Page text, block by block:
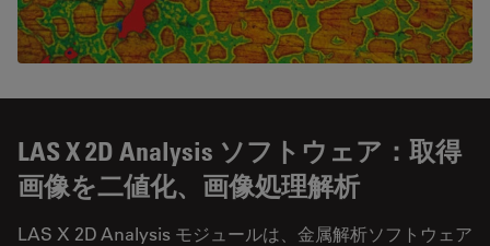
LAS X 2D Analysis ソフトウェア：取得
画像を二値化、画像処理解析
LAS X 2D Analysis モジュールは、金属解析ソフトウェア